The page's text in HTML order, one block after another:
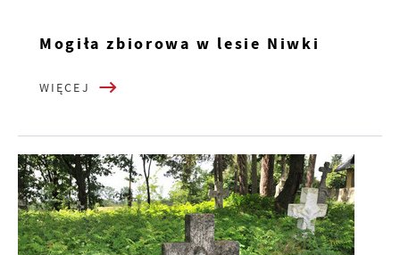
Mogiła zbiorowa w lesie Niwki
WIĘCEJ